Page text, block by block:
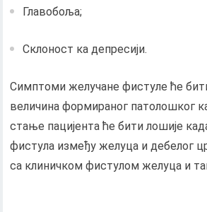
Главобоља;
Склоност ка депресији.
Симптоми желучане фистуле ће
величина формираног патолошког
стање пацијента ће бити лошије
фистула између желуца и дебелог
са клиничком фистулом желуца и